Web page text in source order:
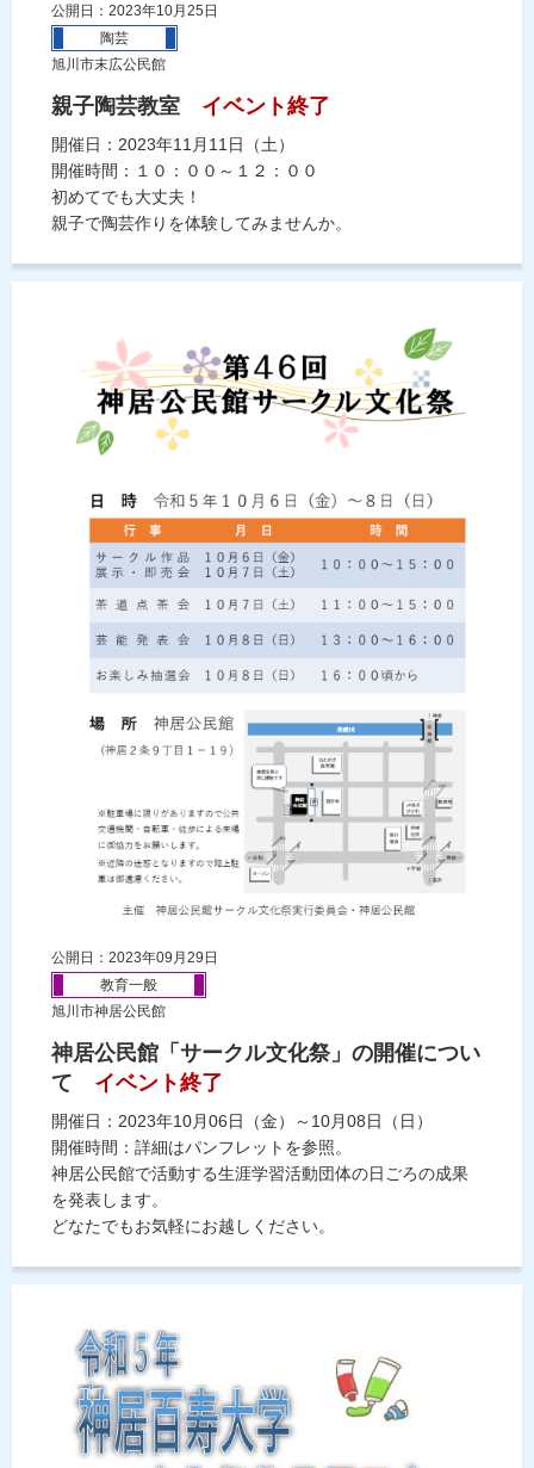
公開日：2023年10月25日
陶芸
旭川市末広公民館
親子陶芸教室 イベント終了
開催日：2023年11月11日（土）
開催時間：１０：００～１２：００
初めてでも大丈夫！
親子で陶芸作りを体験してみませんか。
公開日：2023年09月29日
教育一般
旭川市神居公民館
神居公民館「サークル文化祭」の開催につい
て
イベント終了
開催日：2023年10月06日（金）～10月08日（日）
開催時間：詳細はパンフレットを参照。
神居公民館で活動する生涯学習活動団体の日ごろの成果
を発表します。
どなたでもお気軽にお越しください。